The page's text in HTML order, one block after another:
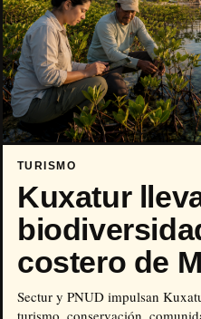
TURISMO
Kuxatur
costero de
Sectur y PNUD impulsan